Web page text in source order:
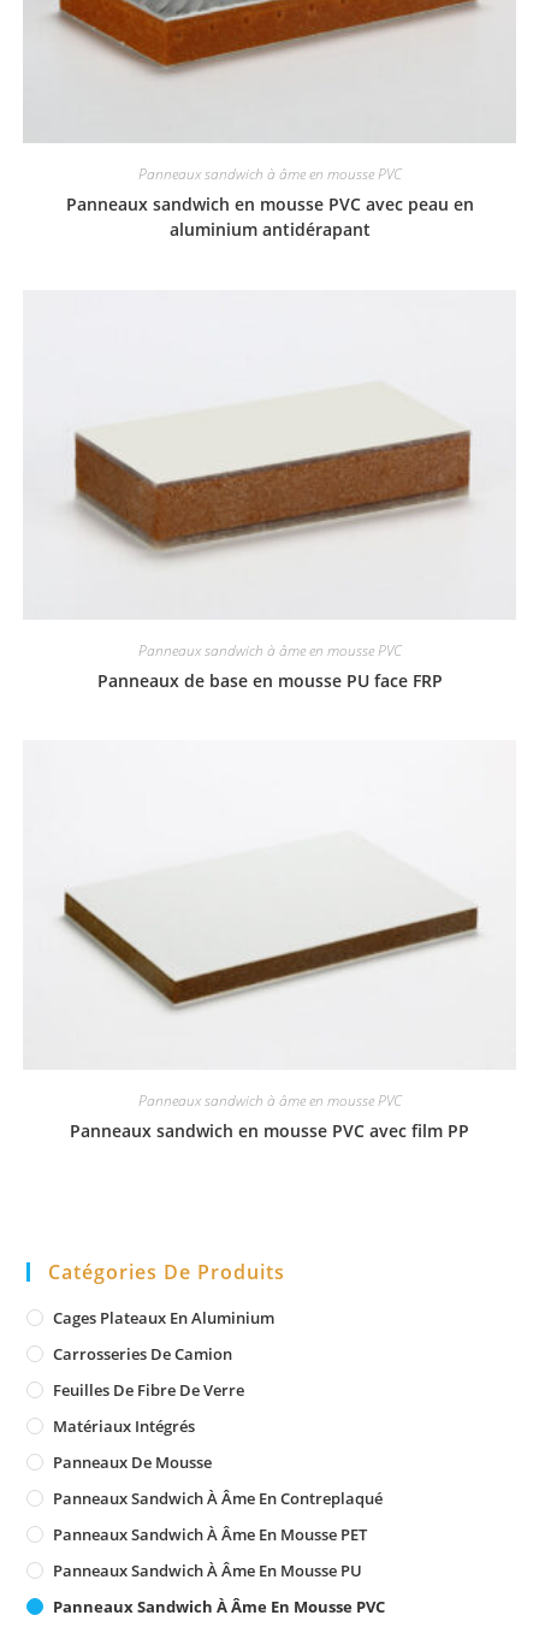
Panneaux sandwich à âme en mousse PVC
Panneaux sandwich en mousse PVC avec peau en
aluminium antidérapant
Panneaux sandwich à âme en mousse PVC
Panneaux de base en mousse PU face FRP
Panneaux sandwich à âme en mousse PVC
Panneaux sandwich en mousse PVC avec film PP
Catégories De Produits
Cages Plateaux En Aluminium
Carrosseries De Camion
Feuilles De Fibre De Verre
Matériaux Intégrés
Panneaux De Mousse
Panneaux Sandwich À Âme En Contreplaqué
Panneaux Sandwich À Âme En Mousse PET
Panneaux Sandwich À Âme En Mousse PU
Panneaux Sandwich À Âme En Mousse PVC